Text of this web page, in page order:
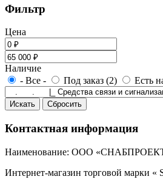
Фильтр
Цена
Наличие
- Все -
Под заказ (2) Есть
Контактная информация
Наименование: ООО
Интернет-магазин торговой марки «